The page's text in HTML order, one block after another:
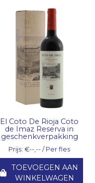
El Coto De Rioja Coto
de Imaz Reserva in
geschenkverpakking
Prijs: €--,-- / Per fles
TOEVOEGEN AAN
WINKELWAGEN